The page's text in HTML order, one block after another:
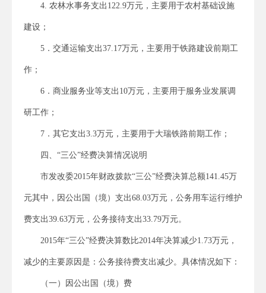
4. 农林水事务支出122.9万元，主要用于农村基础设施
建设；
5．交通运输支出37.17万元，主要用于铁路建设前期工
作；
6．商业服务业等支出10万元，主要用于服务业发展调
研工作；
7．其它支出3.3万元，主要用于大瑞铁路前期工作；
四、“三公”经费决算情况说明
市发改委2015年财政拨款“三公”经费决算总额141.45万
元其中，因公出国（境）支出68.03万元，公务用车运行维护
费支出39.63万元，公务接待支出33.79万元。
2015年“三公”经费决算数比2014年决算减少1.73万元，
减少的主要原因是：公务接待费支出减少。具体情况如下：
（一）因公出国（境）费